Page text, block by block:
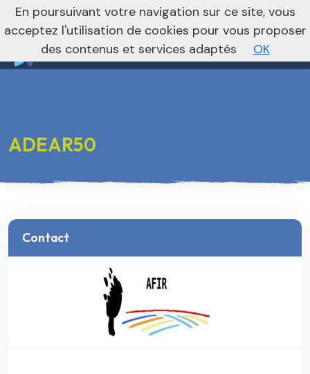
Vers le site national
nivo_2026: 1
ADEAR50
Contact
En poursuivant votre navigation sur ce site, vous
acceptez l'utilisation de cookies pour vous proposer
des contenus et services adaptés
OK